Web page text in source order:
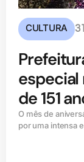
CULTURA
especial
de 151
O mês de
por uma intensa